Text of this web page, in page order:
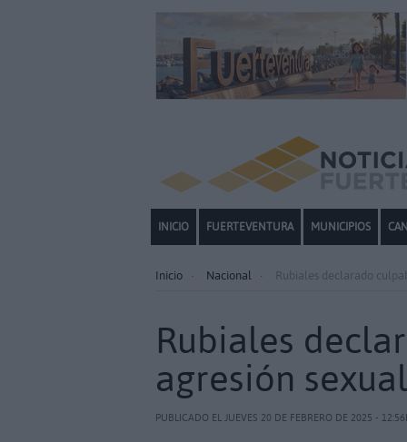
INICIO FUERTEVENTURA MUNICIPIOS
Inicio Nacional Rubiales declarado
Rubiales
agresión sexual
PUBLICADO EL JUEVES 20 DE FEBRERO DE 2025 -